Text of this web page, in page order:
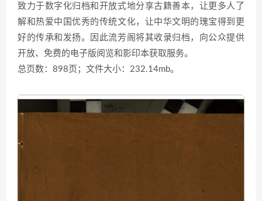
致力于数字化归档和开放式地分享古籍善本，让更多人了
解和热爱中国优秀的传统文化，让中华文明的瑰宝得到更
好的传承和发扬。因此流芳阁将其收录归档，向公众提供
开放、免费的电子版阅览和影印本获取服务。
总页数：898页；文件大小：232.14mb。